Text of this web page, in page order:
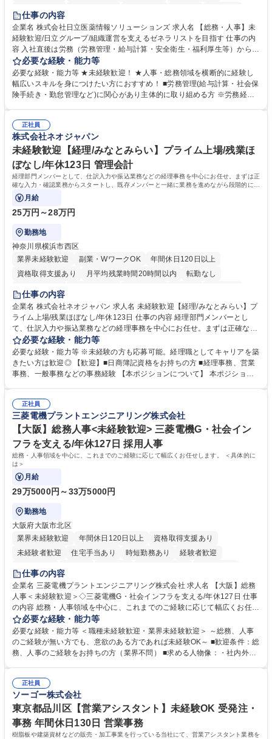
住宅手当あり
育休あり
完全週休2日制 交通費支給 土日祝休み 寮・社宅あり
仕事の内容
企業名 株式会社日立医薬情報ソリューションズ 求人名 【総務・人事】未
経験歓迎/日立グループ/組織運営を支えるゼネラリストを目指す 仕事の内
容 入社直後は労務（労務管理・給与計算・安全衛生・福利厚生等）からお
任せいたします。将来は総務・採用・教育業務へ守備範囲を広げ、組織運
営を支えるゼネラリストをめざせます。 ・初期業務：労働時間管理、給与
計算、社会保険対応、福利厚生管理、安全衛生、健康経営推進等をお任せ
します。ご経験に応じて、休職者管理など、幅広く経験を積んでいただき
幅広く経験を積みたい意欲がある方に最適な環境です。 募集職種 【総
務・人事】未経験歓迎/日立グループ/組織運営を支えるゼネラリストを目
指す
必要な経験・能力等
必要な経験・能力等 ★未経験歓迎！ ★人事・総務領域を横断的に経験し
幅広いスキルを身につけたい方におすすめ！ ■労務管理(給与計算・社会保
険手続き・勤怠管理など)に関心があり主体的に取り組める方 ※労務経験
のご経験 ■労務管理（給与計算・社会保険手続き・勤怠管理など）の経験
■衛生管理者の資格をお持ちの方 学歴・資格 学歴：大学院 大学 高専 短大
専修学校 高校 語学力： 資格：
正社員
株式会社ネオジャパン
未経験歓迎【経理/みなとみらい】プライム上場/残業ほ
ぼなし/年休123日 管理会計
経理部門メンバーとして、仕訳入力や振込業務などの経理事務を中心にお任せ。まずは正
確な入力・確認業務からスタートし、既存メンバーと一緒に業務を進めながら段階的に経
理知識を身につけていただきます。
月給
25万円～28万円
勤務地
神奈川県横浜市西区
業界未経験歓迎
副業・WワークOK
年間休日120日以上
資格取得支援あり
月平均残業時間20時間以内
転勤なし
未経験者歓迎
完全週休2日制
交通費支給 駅近5分以内 土日祝休み
服装自由
寮・社宅あり
仕事の内容
企業名 株式会社ネオジャパン 求人名 未経験歓迎【経理/みなとみらい】プ
ライム上場/残業ほぼなし/年休123日 仕事の内容 経理部門メンバーとし
て、仕訳入力や振込業務などの経理事務を中心にお任せ。まずは正確な入
力・確認業務からスタートし、既存メンバーと一緒に業務を進めながら段
階的に経理知識を身につけていただきます。 【具体的には】 ■社内稟議に
基づく仕訳入力 ■月末の振込業務 ■明細作成 ■伝票処理、記帳業務 ■既存
メンバーの業務サポート 【将来的には】 ■月次決算補助 ■四半期・年次決
想定です。 募集職種 未経験歓迎【経理/みなとみらい】プライム上場/残業
ほぼなし/年休123日
必要な経験・能力等
必要な経験・能力等 ※未経験の方も応募可能。経理職としてキャリアを築
きたい方は歓迎◎ 【歓迎】■日商簿記資格をお持ちの方 ■経理事務、営業
事務、一般事務などの事務経験 【本ポジションについて】 本ポジション
当し、3～5年をかけて月次決算・四半期決算・開示資料作成補助などへス
テップアップできます。また、残業は通常月ほぼなく、決算月でも10時間
未満のため、無理なく経理として専門性を身につけられる環境です。 学
歴・資格 学歴：大学院 大学 高専 短大 専修学校 高校 語学力： 資格：日商
簿記検定1級 日商簿記検定2級
正社員
三菱電機プラントエンジニアリング株式会社
【大阪】総務人事<未経験歓迎> 三菱電機G・社会イン
フラを支える/年休127日 採用人事
総務・人事領域を中心に、これまでのご経験に応じて幅広くお任せします。 ＜具体的に
は＞
月給
29万5000円～33万5000円
勤務地
大阪府大阪市北区
業界未経験歓迎
年間休日120日以上
資格取得支援あり
未経験者歓迎
住宅手当あり 時短勤務あり
経験者歓迎
退職金あり
駅近5分以内
土日祝休み 服装自由 寮・社宅あり 食事補助あり
仕事の内容
企業名 三菱電機プラントエンジニアリング株式会社 求人名 【大阪】総務
人事＜未経験歓迎＞◇三菱電機G・社会インフラを支える/年休127日 仕事
の内容 総務・人事領域を中心に、これまでのご経験に応じて幅広くお任せ
します。 ＜具体的には＞ ・総務/人事労務（給与・社保・勤怠管理など）
・採用・教育研修 ・福利厚生運用 など ※基本的には事務所勤務ですが、
採用や教育等の業務内容により、関西圏以外への日帰り・宿泊を伴う国内
出張もございます。 ※担当業務を持ちつつ、お互いに助け合いながら、総
必要な経験・能力等
必要な経験・能力等 ＜職種未経験歓迎・業界未経験歓迎＞ ～総務、人事
のご経験が無い方でも、意欲のある方であれば未経験OK～ ■歓迎条件：総
務、人事のご経験をお持ちの方（業界不問） ■求める人物像：・社内外の
正社員
ソーゴー株式会社
東京都品川区【営業アシスタント】未経験OK 受発注・
事務 年間休日130日 営業事務
樹脂板や建築資材などの販売・加工事業を行っている当社にて、営業アシスタント業務を